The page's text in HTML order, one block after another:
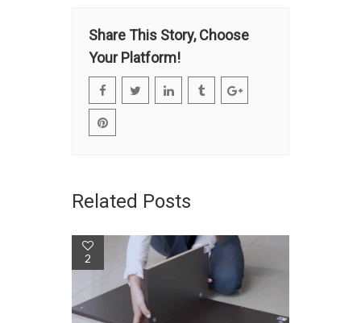
Share This Story, Choose
Your Platform!
Related Posts
2